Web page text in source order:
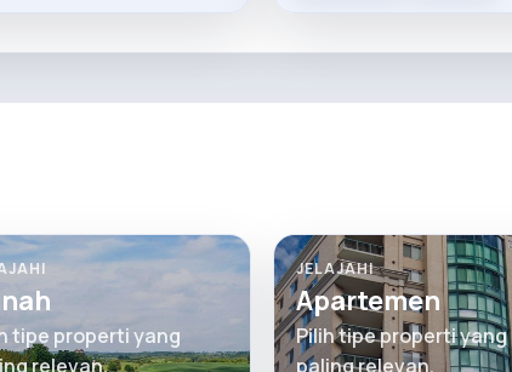
tipe properti yang
relevan.
JELAJAHI
Apartemen
Pilih tipe properti yang
paling relevan.